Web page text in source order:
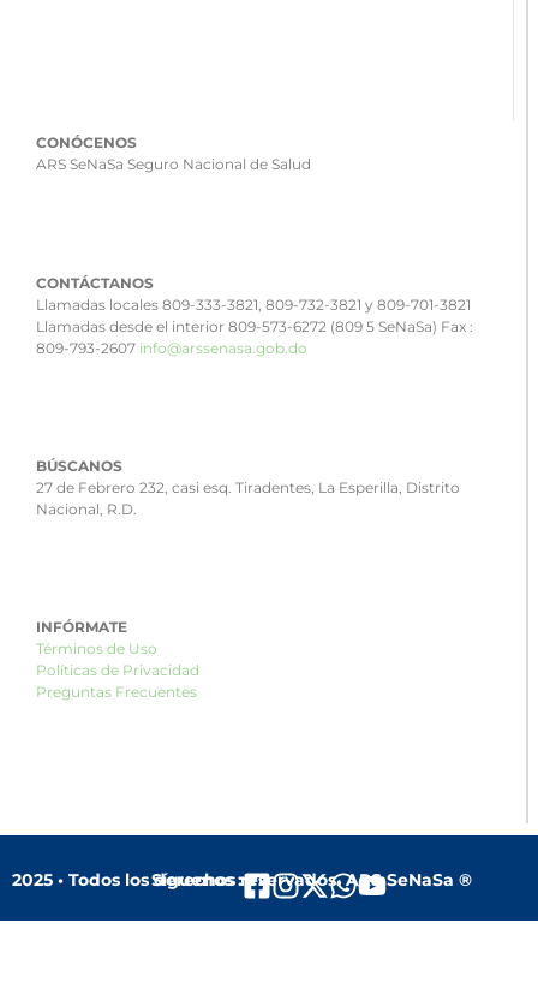
CONÓCENOS
ARS SeNaSa Seguro Nacional de Salud
CONTÁCTANOS
Llamadas locales 809-333-3821, 809-732-3821 y 809-701-3821
Llamadas desde el interior 809-573-6272 (809 5 SeNaSa) Fax :
809-793-2607 info@arssenasa.gob.do
BÚSCANOS
27 de Febrero 232, casi esq. Tiradentes, La Esperilla, Distrito
Nacional, R.D.
INFÓRMATE
Términos de Uso
Políticas de Privacidad
Preguntas Frecuentes
2025 • Todos los derechos reservados. ARS SeNaSa ®
Síguenos :